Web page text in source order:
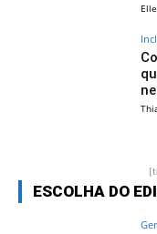
ESCOLHA DO